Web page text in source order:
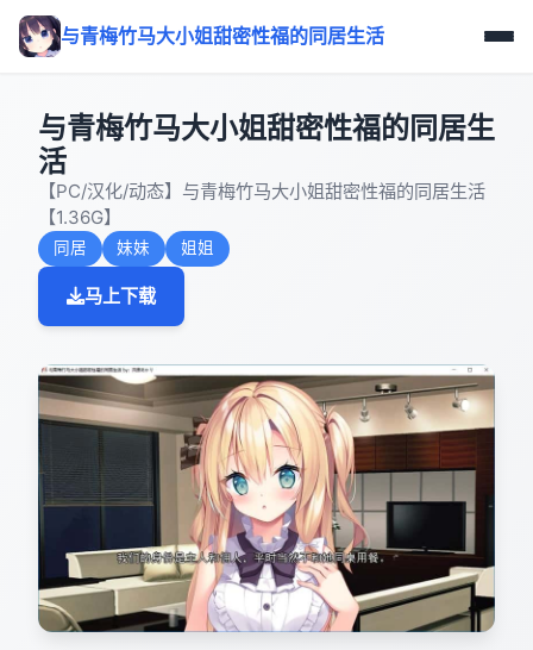
与青梅竹马大小姐甜密性福的同居生活
与青梅竹马大小姐甜密性福的同居生
活
【PC/汉化/动态】与青梅竹马大小姐甜密性福的同居生活
【1.36G】
同居 妹妹 姐姐
马上下载